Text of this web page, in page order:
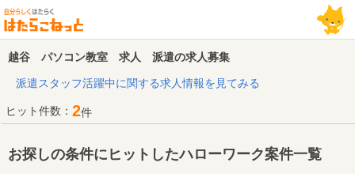
越谷 パソコン教室 求人 派遣の求人募集
派遣スタッフ活躍中に関する求人情報を見てみる
ヒット件数： 2件
お探しの条件にヒットしたハローワーク案件一覧